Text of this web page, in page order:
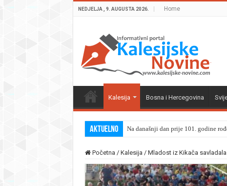
NEDJELJA , 9. AUGUSTA 2026. Home
Kalesija Bosna i Hercegovina
Aktuelno Na današnji dan prije 101. godine
Početna / Kalesija / Mladost iz Kikača